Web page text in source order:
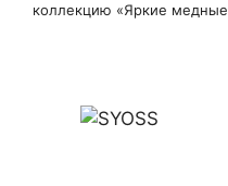
коллекцию «Яркие